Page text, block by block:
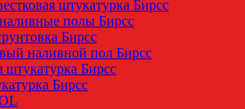
штукатурка Бирсс
полы Бирсс
Бирсс
наливной пол Бирсс
штукатурка Бирсс
Бирсс